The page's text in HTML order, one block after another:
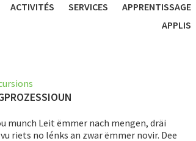
ACTIVITÉS SERVICES
APPRENTISSAGE
APPLIS
munch Leit ëmmer nach mengen, dräi
riets no lénks an zwar ëmmer novir. Dee